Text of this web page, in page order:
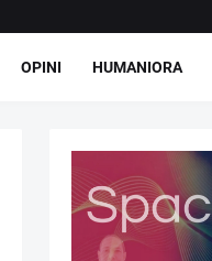
OPINI HUMANIORA